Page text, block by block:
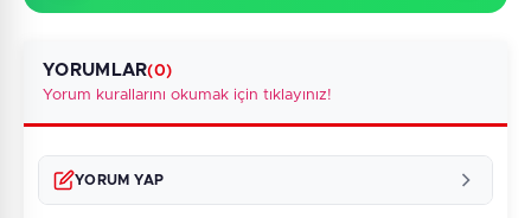
YORUMLAR(0)
Yorum kurallarını okumak için tıklayınız!
YORUM YAP